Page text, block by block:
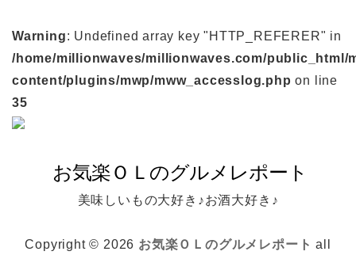
Warning: Undefined array key "HTTP_REFERER" in
/home/millionwaves/millionwaves.com/public_html/
content/plugins/mwp/mww_accesslog.php on line
35
美味しいもの大好き♪お酒大好き♪
Copyright © 2026 お気楽ＯＬのグルメレポート all